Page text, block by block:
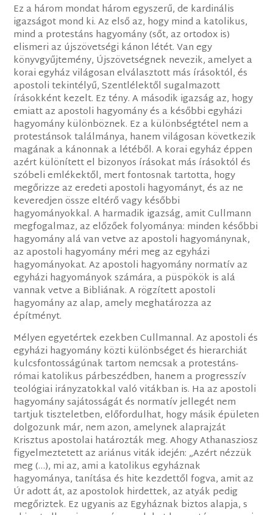
Ez a három mondat három egyszerű, de kardinális
igazságot mond ki. Az első az, hogy mind a katolikus,
mind a protestáns hagyomány (sőt, az ortodox is)
elismeri az újszövetségi kánon létét. Van egy
könyvgyűjtemény, Újszövetségnek nevezik, amelyet a
korai egyház világosan elválasztott más írásoktól, és
apostoli tekintélyű, Szentlélektől sugalmazott
írásokként kezelt. Ez tény. A második igazság az, hogy
emiatt az apostoli hagyomány és a későbbi egyházi
hagyomány különböznek. Ez a különbségtétel nem a
protestánsok találmánya, hanem világosan következik
magának a kánonnak a létéből. A korai egyház éppen
azért különített el bizonyos írásokat más írásoktól és
szóbeli emlékektől, mert fontosnak tartotta, hogy
megőrizze az eredeti apostoli hagyományt, és az ne
keveredjen össze eltérő vagy későbbi
hagyományokkal. A harmadik igazság, amit Cullmann
megfogalmaz, az előzőek folyománya: minden későbbi
hagyomány alá van vetve az apostoli hagyománynak,
az apostoli hagyomány méri meg az egyházi
hagyományokat. Az apostoli hagyomány normatív az
egyházi hagyományok számára, a püspökök is alá
vannak vetve a Bibliának. A rögzített apostoli
hagyomány az alap, amely meghatározza az
építményt.
Mélyen egyetértek ezekben Cullmannal. Az apostoli és
egyházi hagyomány közti különbséget és hierarchiát
kulcsfontosságúnak tartom nemcsak a protestáns-
római katolikus párbeszédben, hanem a progresszív
teológiai irányzatokkal való vitákban is. Ha az apostoli
hagyomány sajátosságát és normatív jellegét nem
tartjuk tiszteletben, előfordulhat, hogy másik épületen
dolgozunk már, nem azon, amelynek alaprajzát
Krisztus apostolai határozták meg. Ahogy Athanasziosz
figyelmeztetett az ariánus viták idején: „Azért nézzük
meg (…), mi az, ami a katolikus egyháznak
hagyománya, tanítása és hite kezdettől fogva, amit az
Úr adott át, az apostolok hirdettek, az atyák pedig
megőriztek. Ez ugyanis az Egyháznak biztos alapja, s